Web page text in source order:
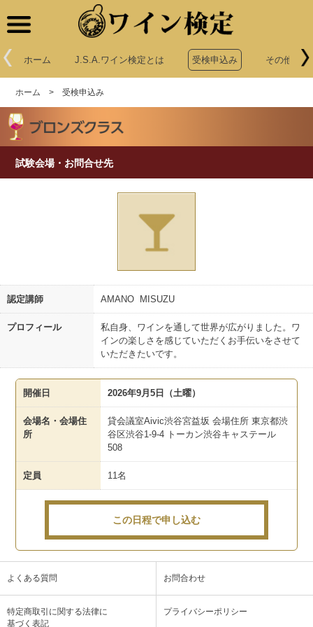
ホーム J.S.A.ワイン検定とは 受検申込み その他申込
ホーム >受検申込み
試験会場・お問合せ先
認定講師 AMANO MISUZU
プロフィール
私自身、ワインを通して世界が広がりました。ワ
インの楽しさを感じていただくお手伝いをさせて
いただきたいです。
開催日 2026年9月5日（土曜）
会場名・会場住
所
貸会議室Aivic渋谷宮益坂 会場住所 東京都渋
谷区渋谷1-9-4 トーカン渋谷キャステール
508
定員 11名
この日程で申し込む
よくある質問 お問合わせ
特定商取引に関する法律に
基づく表記
プライバシーポリシー